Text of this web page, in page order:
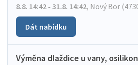
8.8. 14:42 - 31.8. 14:42, Nový Bor
Dát nabídku
Výměna dlaždice u vany,